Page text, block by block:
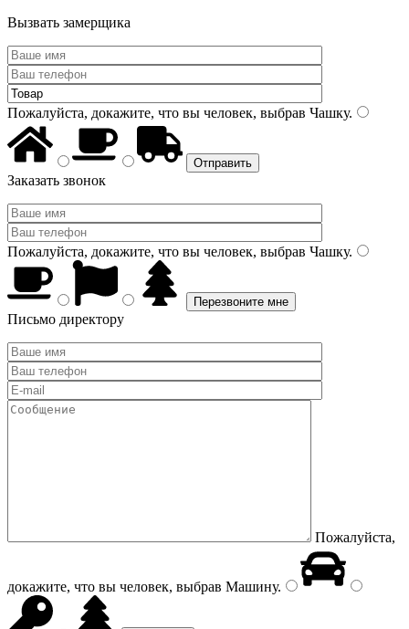
Вызвать замерщика
Пожалуйста, докажите, что вы человек, выбрав Чашку.
Заказать звонок
Пожалуйста, докажите, что вы человек, выбрав Чашку.
Письмо директору
Пожалуйста,
докажите, что вы человек, выбрав Машину.